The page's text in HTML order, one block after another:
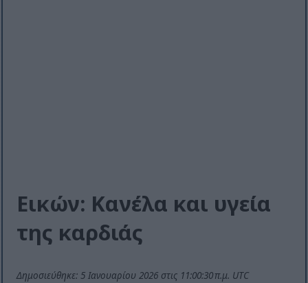
Εικών: Κανέλα και υγεία
της καρδιάς
Δημοσιεύθηκε: 5 Ιανουαρίου 2026 στις 11:00:30 π.μ. UTC